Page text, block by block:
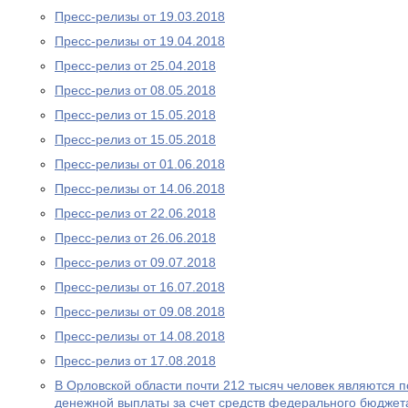
Пресс-релизы от 19.03.2018
Пресс-релизы от 19.04.2018
Пресс-релиз от 25.04.2018
Пресс-релиз от 08.05.2018
Пресс-релиз от 15.05.2018
Пресс-релиз от 15.05.2018
Пресс-релизы от 01.06.2018
Пресс-релизы от 14.06.2018
Пресс-релиз от 22.06.2018
Пресс-релиз от 26.06.2018
Пресс-релиз от 09.07.2018
Пресс-релизы от 16.07.2018
Пресс-релизы от 09.08.2018
Пресс-релизы от 14.08.2018
Пресс-релиз от 17.08.2018
В Орловской области почти 212 тысяч человек являются
денежной выплаты за счет средств федерального